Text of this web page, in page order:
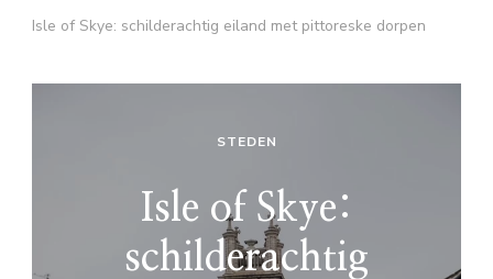
Isle of Skye: schilderachtig eiland met pittoreske dorpen
STEDEN
Isle of Skye:
schilderachtig